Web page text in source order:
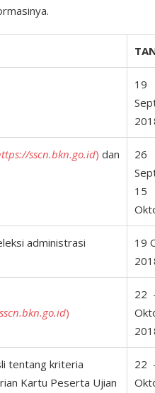
19
sscn.bkn.go.id) dan
26
15
administrasi
19
)
22
tentang kriteria
Kartu Peserta Ujian
22